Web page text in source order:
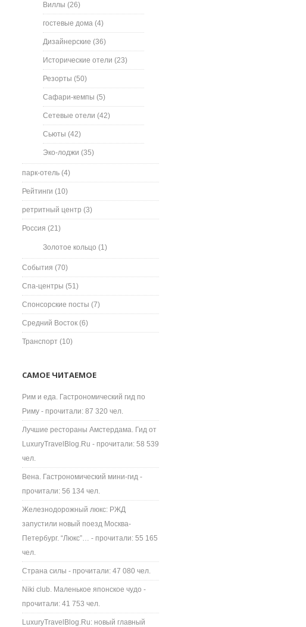
Виллы (26)
гостевые дома (4)
Дизайнерские (36)
Исторические отели (23)
Резорты (50)
Сафари-кемпы (5)
Сетевые отели (42)
Сьюты (42)
Эко-лоджи (35)
парк-отель (4)
Рейтинги (10)
ретритный центр (3)
Россия (21)
Золотое кольцо (1)
События (70)
Спа-центры (51)
Спонсорские посты (7)
Средний Восток (6)
Транспорт (10)
САМОЕ ЧИТАЕМОЕ
Рим и еда. Гастрономический гид по
Риму - прочитали: 87 320 чел.
Лучшие рестораны Амстердама. Гид от
LuxuryTravelBlog.Ru - прочитали: 58 539
чел.
Вена. Гастрономический мини-гид -
прочитали: 56 134 чел.
Железнодорожный люкс: РЖД
запустили новый поезд Москва-
Петербург. “Люкс”… - прочитали: 55 165
чел.
Страна силы - прочитали: 47 080 чел.
Niki club. Маленькое японское чудо -
прочитали: 41 753 чел.
LuxuryTravelBlog.Ru: новый главный